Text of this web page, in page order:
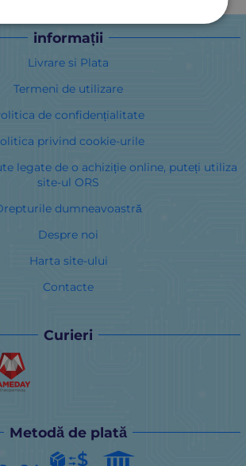
informații
Livrare si Plata
Termeni de utilizare
de confidențialitate
privind cookie-urile
legate de o achiziție online, puteți utiliza
site-ul ORS
dumneavoastră
Despre noi
Harta site-ului
Contacte
Curieri
Metodă de plată